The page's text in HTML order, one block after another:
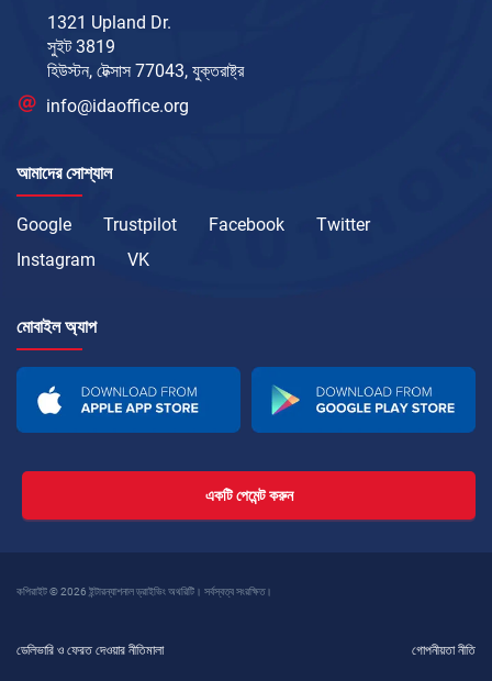
1321 Upland Dr.
সুইট 3819
হিউস্টন, টেক্সাস 77043, যুক্তরাষ্ট্র
info@idaoffice.org
আমাদের সোশ্যাল
Google Trustpilot Facebook
Twitter
Instagram
VK
মোবাইল অ্যাপ
একটি পেমেন্ট করুন
কপিরাইট © 2026 ইন্টারন্যাশনাল ড্রাইভিং অথরিটি। সর্বস্বত্ব সংরক্ষিত।
ডেলিভারি ও ফেরত দেওয়ার নীতিমালা গোপনীয়তা নীতি